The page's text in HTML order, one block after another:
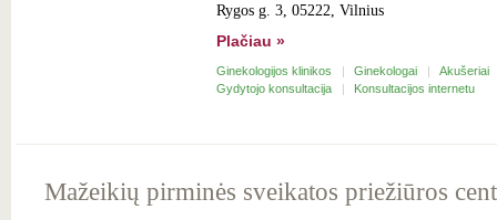
Rygos g. 3, 05222, Vilnius
Plačiau »
Ginekologijos klinikos Ginekologai
Akušeriai
Gydytojo konsultacija
Konsultacijos internetu
Mažeikių pirminės sveikatos priežiūros